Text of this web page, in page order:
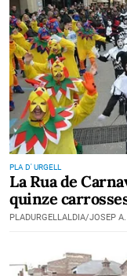
PLA D' URGELL
La Rua de
quinze
PLADURGELLALDIA/JOSEP A.